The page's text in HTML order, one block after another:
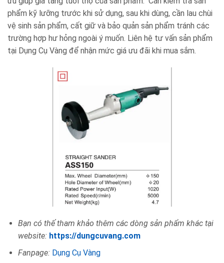
phẩm kỹ lưỡng trước khi sử dụng, sau khi dùng, cần lau chùi
vệ sinh sản phẩm, cất giữ và bảo quản sản phẩm tránh các
trường hợp hư hỏng ngoài ý muốn. Liên hệ tư vấn sản phẩm
tại Dụng Cụ Vàng để nhận mức giá ưu đãi khi mua sắm.
Bạn có thế tham khảo thêm các dòng sản phẩm khác tại
website: https://dungcuvang.com
Fanpage: Dụng Cụ Vàng